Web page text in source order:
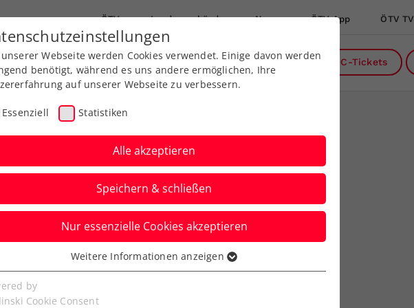
ÖTV Landesverbände News ÖTV App ÖTV TV
Ausbildung Services Über uns DC-Tickets
bleibt gegen Ruud
Webseite werden Cookies verwendet. Einige davon werden
benötigt, während es uns andere ermöglichen, Ihre
auf unserer Webseite zu verbessern.
Essenziell Statistiken
Alle akzeptieren
Speichern & schließen
Nur essenzielle Cookies akzeptieren
Cookies werden für grundlegende Funktionen der
benötigt. Dadurch ist gewährleistet, dass die Webseite
Weitere Informationen anzeigen
by
Cookie Consent